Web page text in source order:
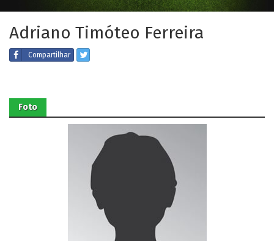
Adriano Timóteo Ferreira
Compartilhar
Foto